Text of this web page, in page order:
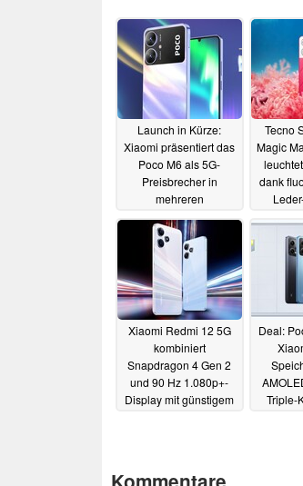
Launch in Kürze:
Xiaomi präsentiert das
Poco M6 als 5G-
Preisbrecher in
mehreren
21.12.2023
Tecno
Magic
dank
Xiaomi Redmi 12 5G
kombiniert
Snapdragon 4 Gen 2
und 90 Hz 1.080p+-
Display mit günstigem
Deal:
Triple-